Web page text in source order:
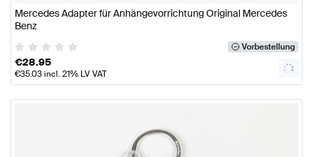
Mercedes Adapter für Anhängevorrichtung Original Mercedes
Benz
Vorbestellung
€28.95
€35.03incl. 21% LV VAT